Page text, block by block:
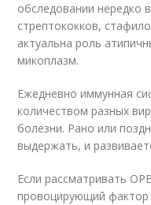
обследовании нередко
стрептококков,
актуальна роль
микоплазм.
Ежедневно иммунная
количеством разных
болезни. Рано или
выдержать, и
Если рассматривать
провоцирующий фактор